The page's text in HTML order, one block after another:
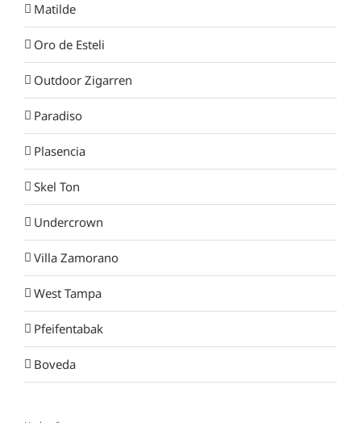
Matilde
Oro de Esteli
Outdoor Zigarren
Paradiso
Plasencia
Skel Ton
Undercrown
Villa Zamorano
West Tampa
Pfeifentabak
Boveda